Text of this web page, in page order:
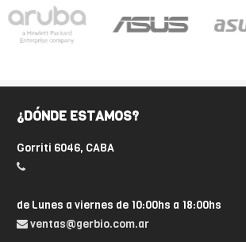
¿DÓNDE ESTAMOS?
Gorriti 6046, CABA
de Lunes a viernes de 10:00hs a 18:00hs
ventas@gerbio.com.ar